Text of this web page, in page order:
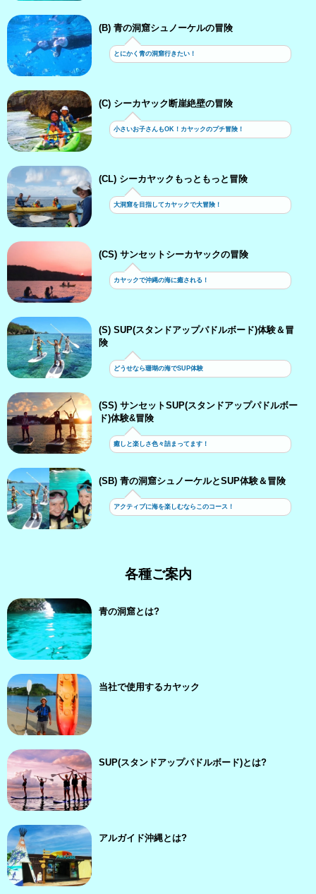
(B) 青の洞窟シュノーケルの冒険
とにかく青の洞窟行きたい！
(C) シーカヤック断崖絶壁の冒険
小さいお子さんもOK！カヤックのプチ冒険！
(CL) シーカヤックもっともっと冒険
大洞窟を目指してカヤックで大冒険！
(CS) サンセットシーカヤックの冒険
カヤックで沖縄の海に癒される！
(S) SUP(スタンドアップパドルボード)体験＆冒
険
どうせなら珊瑚の海でSUP体験
(SS) サンセットSUP(スタンドアップパドルボー
ド)体験&冒険
癒しと楽しさ色々詰まってます！
(SB) 青の洞窟シュノーケルとSUP体験＆冒険
アクティブに海を楽しむならこのコース！
各種ご案内
青の洞窟とは?
当社で使用するカヤック
SUP(スタンドアップパドルボード)とは?
アルガイド沖縄とは?